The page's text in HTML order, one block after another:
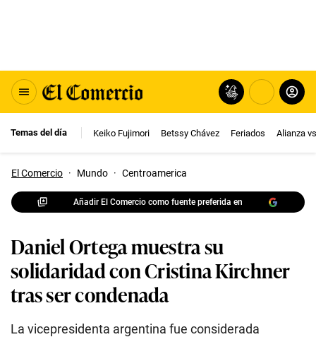
Temas del día Keiko Fujimori Betssy Chávez Feriados Alianza
El Comercio · Mundo · Centroamerica
Añadir El Comercio como fuente preferida en
Daniel Ortega muestra su
solidaridad con Cristina Kirchner
tras ser condenada
La vicepresidenta argentina fue considerada